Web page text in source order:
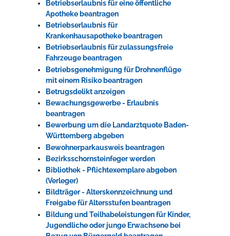
Betriebserlaubnis für eine öffentliche
Apotheke beantragen
Betriebserlaubnis für
Krankenhausapotheke beantragen
Betriebserlaubnis für zulassungsfreie
Fahrzeuge beantragen
Betriebsgenehmigung für Drohnenflüge
mit einem Risiko beantragen
Betrugsdelikt anzeigen
Bewachungsgewerbe - Erlaubnis
beantragen
Bewerbung um die Landarztquote Baden-
Württemberg abgeben
Bewohnerparkausweis beantragen
Bezirksschornsteinfeger werden
Bibliothek - Pflichtexemplare abgeben
(Verleger)
Bildträger - Alterskennzeichnung und
Freigabe für Altersstufen beantragen
Bildung und Teilhabeleistungen für Kinder,
Jugendliche oder junge Erwachsene bei